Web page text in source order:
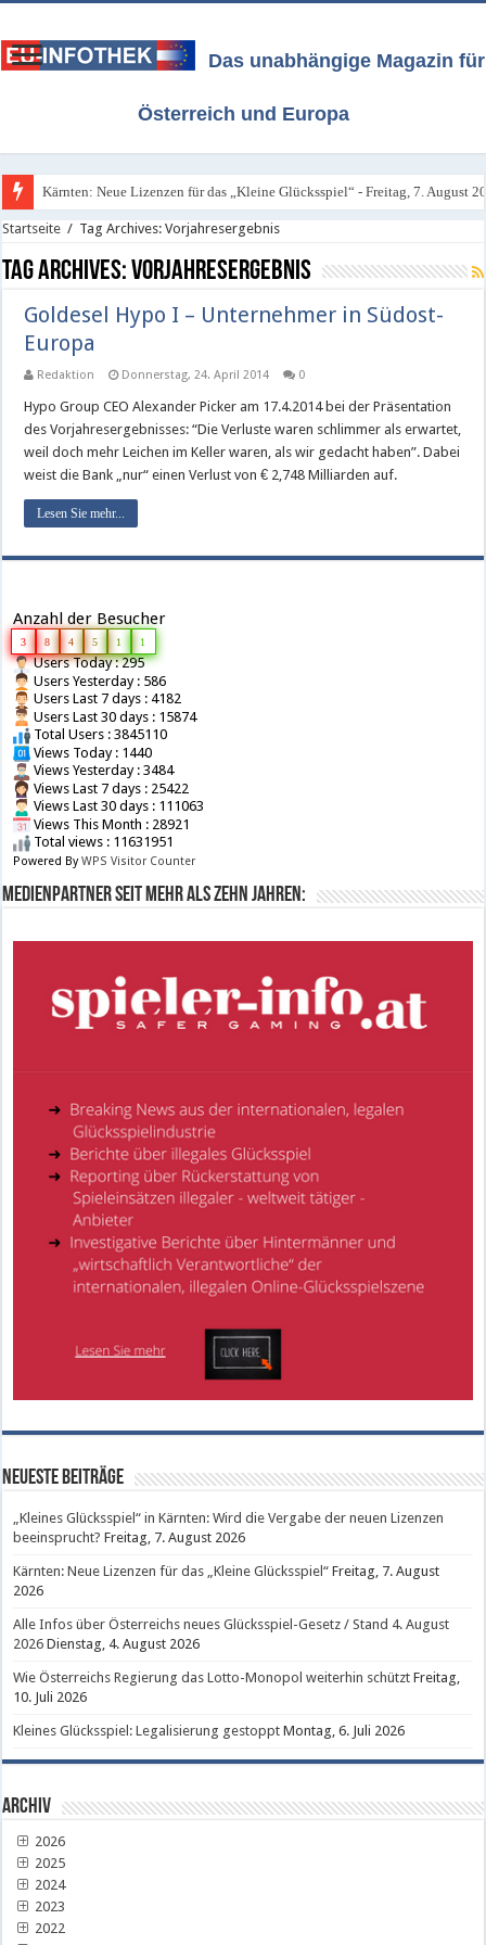
Das unabhängige Magazin für
Österreich und Europa
Kärnten: Neue Lizenzen für das „Kleine Glücksspiel“ - Freitag, 7. August
Startseite / Tag Archives: Vorjahresergebnis
Tag Archives:Vorjahresergebnis
Goldesel Hypo I – Unternehmer in Südost-
Europa
Redaktion Donnerstag, 24. April 2014 0
Hypo Group CEO Alexander Picker am 17.4.2014 bei der Präsentation
des Vorjahresergebnisses: “Die Verluste waren schlimmer als erwartet,
weil doch mehr Leichen im Keller waren, als wir gedacht haben”. Dabei
weist die Bank „nur“ einen Verlust von € 2,748 Milliarden auf.
Lesen Sie mehr...
Anzahl der Besucher
3 8 4 5 1 1
Users Today : 295
Users Yesterday : 586
Users Last 7 days : 4182
Users Last 30 days : 15874
Total Users : 3845110
Views Today : 1440
Views Yesterday : 3484
Views Last 7 days : 25422
Views Last 30 days : 111063
Views This Month : 28921
Total views : 11631951
Powered ByWPS Visitor Counter
Medienpartner seit mehr als zehn Jahren:
Neueste Beiträge
„Kleines Glücksspiel“ in Kärnten: Wird die Vergabe der neuen Lizenzen
beeinsprucht? Freitag, 7. August 2026
Kärnten: Neue Lizenzen für das „Kleine Glücksspiel“ Freitag, 7. August
2026
Alle Infos über Österreichs neues Glücksspiel-Gesetz / Stand 4. August
2026 Dienstag, 4. August 2026
Wie Österreichs Regierung das Lotto-Monopol weiterhin schützt Freitag,
10. Juli 2026
Kleines Glücksspiel: Legalisierung gestoppt Montag, 6. Juli 2026
Archiv
2026
2025
2024
2023
2022